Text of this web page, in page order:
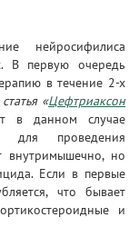
нейросифилиса
В первую очередь
в течение 2-х
«Цефтриаксон
в данном случае
для проведения
внутримышечно, но
Если в первые
что бывает
и